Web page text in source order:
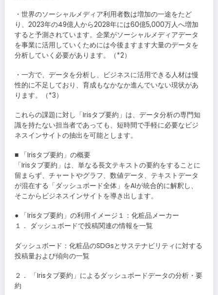
・世界のソーシャルメディア利用者数は増加の一途をたど
り、2023年の49億人から2028年には60億5,000万人へ増加
すると予測されています。企業がソーシャルメディアデータ
を事業に活用していくためには今後ますます大量のデータを
分析していく必要があります。（*2）
・一方で、データを分析し、ビジネスに活用できる人材は慢
性的に不足しており、育成もなかなか進んでいない現状があ
ります。（*3）
これらの課題に対し「Irisタブ要約」は、データ分析の専門知
識を持たない担当者であっても、短時間で手軽に必要なビジ
ネスインサイトの抽出を可能とします。
■ 「Irisタブ要約」の概要
「Irisタブ要約」は、単なる長文テキストの要約をすることに
留まらず、チャートやグラフ、数値データ、テキストデータ
が混在する「ダッシュボード全体」をAIが統合的に解釈し、
そこからビジネスインサイトを導き出します。
● 「Irisタブ要約」の利用イメージ１：化粧品メーカー
１． ダッシュボードで投稿関連の情報を一覧
ダッシュボード：化粧品のSDGsとサステナビリティに対する
投稿量および傾向の一覧
２． 「Irisタブ要約」によるダッシュボードデータの分析・要
約